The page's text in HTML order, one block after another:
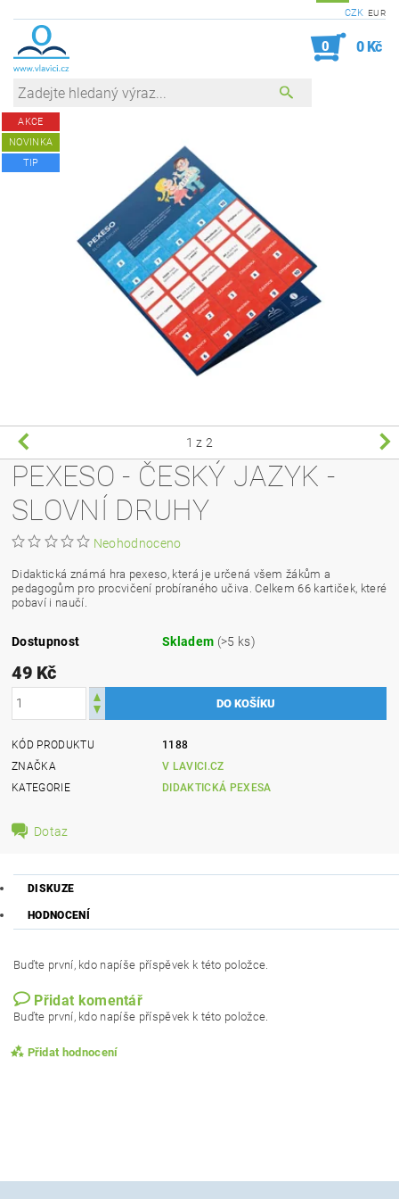
CZK EUR
0 0 Kč
AKCE
NOVINKA
TIP
1 z 2
PEXESO - ČESKÝ JAZYK -
SLOVNÍ DRUHY
Neohodnoceno
Didaktická známá hra pexeso, která je určená všem žákům a
pedagogům pro procvičení probíraného učiva. Celkem 66 kartiček, které
pobaví i naučí.
Dostupnost Skladem (>5 ks)
49 Kč
KÓD PRODUKTU
1188
ZNAČKA
V LAVICI.CZ
KATEGORIE
DIDAKTICKÁ PEXESA
Dotaz
DISKUZE
HODNOCENÍ
Buďte první, kdo napíše příspěvek k této položce.
Přidat komentář
Buďte první, kdo napíše příspěvek k této položce.
Přidat hodnocení